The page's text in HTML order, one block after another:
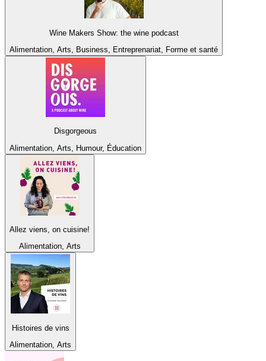
Wine Makers Show: the wine podcast
Alimentation, Arts, Business, Entreprenariat, Forme et santé
Disgorgeous
Alimentation, Arts, Humour, Éducation
Allez viens, on cuisine!
Alimentation, Arts
Histoires de vins
Alimentation, Arts